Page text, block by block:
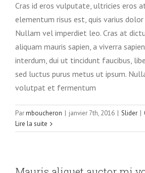
Cras id eros vulputate, ultricies eros
elementum risus est, quis varius
Nullam vel imperdiet leo. Cras at
aliquam mauris sapien, a viverra
interdum, dui ut tincidunt faucibus,
sed luctus purus metus ut ipsum.
volutpat et fermentum
Parmboucheron | janvier 7th, 2016 | Slider |
Lire la suite